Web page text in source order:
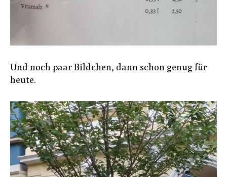
Und noch paar Bildchen, dann schon genug für
heute.